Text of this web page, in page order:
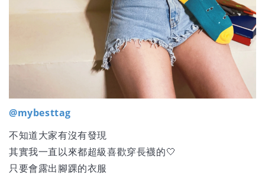
@mybesttag
不知道大家有沒有發現
其實我一直以來都超級喜歡穿長襪的🤍
只要會露出腳踝的衣服